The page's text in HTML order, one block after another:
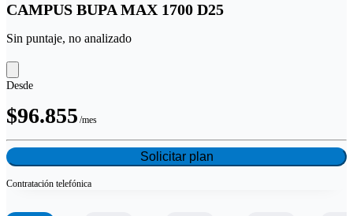
CAMPUS BUPA MAX 1700 D25
Sin puntaje, no analizado
Desde
$96.855 /mes
Solicitar plan
Contratación telefónica